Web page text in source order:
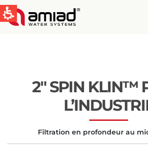
Global
United States
2″ SPIN KLIN™
Filtration en profondeur au